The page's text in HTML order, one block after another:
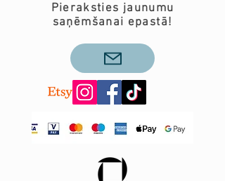
Pieraksties jaunumu
saņēmšanai epastā!